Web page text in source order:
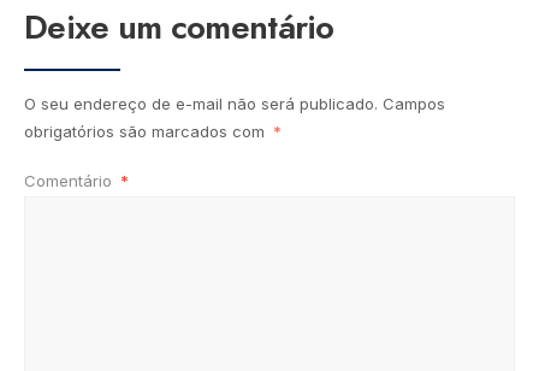
Deixe um comentário
O seu endereço de e-mail não será publicado. Campos
obrigatórios são marcados com *
Comentário *